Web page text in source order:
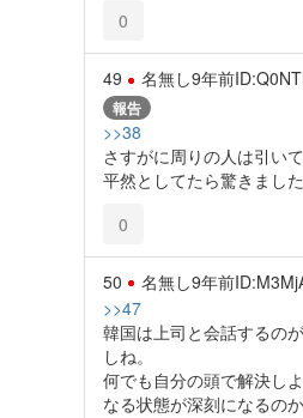
0
49 名無し9年前
報告
>>38
さすがに周りの人は引い
平然としてたら驚きまし
0
50 名無し9年前
>>47
韓国は上司と会話するの
しね。
何でも自分の頭で解決し
なる状態が深刻になるのか